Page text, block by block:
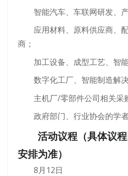
智能汽车、车联网研发、
应用材料、原料供应商、
商；
加工设备、成型工艺、智
数字化工厂、智能制造解
主机厂/零部件公司相关采
政府部门、行业协会的学
活动议程（具体议
安排为准）
8月12日